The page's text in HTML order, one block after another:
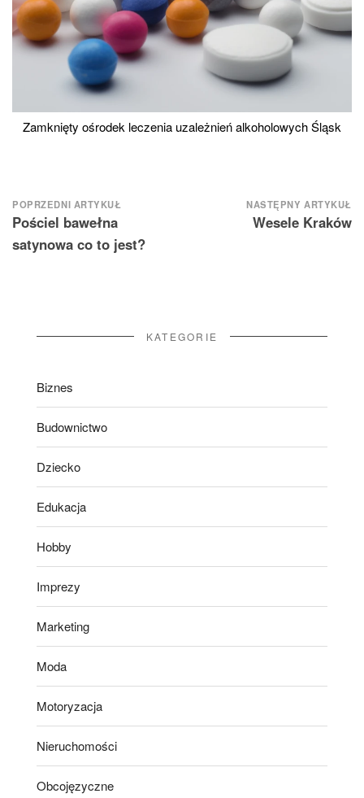
Zamknięty ośrodek leczenia uzależnień alkoholowych Śląsk
Nawigacja
wpisu
POPRZEDNI ARTYKUŁ
Pościel bawełna
satynowa co to jest?
NASTĘPNY ARTYKUŁ
Wesele Kraków
KATEGORIE
Biznes
Budownictwo
Dziecko
Edukacja
Hobby
Imprezy
Marketing
Moda
Motoryzacja
Nieruchomości
Obcojęzyczne